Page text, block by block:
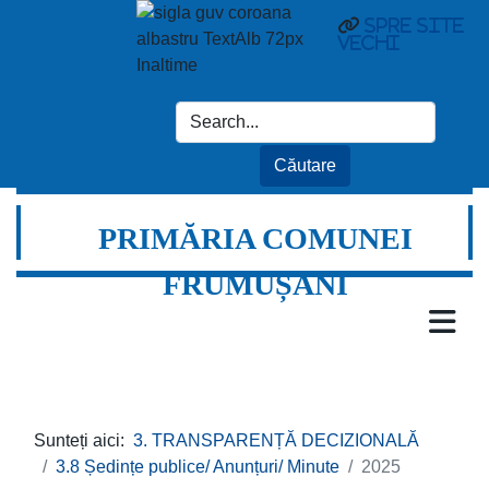
spre site
vechi
PRIMĂRIA COMUNEI
FRUMUȘANI
Sunteți aici: 3. TRANSPARENȚĂ DECIZIONALĂ
3.8 Ședințe publice/ Anunțuri/ Minute
2025